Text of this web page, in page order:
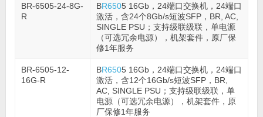
BR-6505-24-8G-
R
BR6505 16Gb，24端口交换机，24端口
激活，含24个8Gb/s短波SFP，BR, AC,
SINGLE PSU；支持级联级联，单电源
（可选冗余电源），机架套件，原厂保
修1年服务
BR-6505-12-
16G-R
BR6505 16Gb，24端口交换机，24端口
激活，含12个16Gb/s短波SFP，BR,
AC, SINGLE PSU；支持级联级联，单
电源（可选冗余电源），机架套件，原
厂保修1年服务